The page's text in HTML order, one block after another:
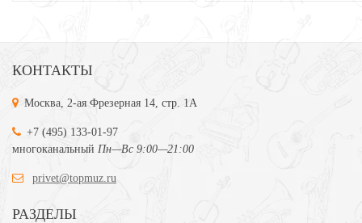
КОНТАКТЫ
Москва, 2-ая Фрезерная 14, стр. 1А
+7 (495) 133-01-97
многоканальный Пн—Вс 9:00—21:00
privet@topmuz.ru
РАЗДЕЛЫ